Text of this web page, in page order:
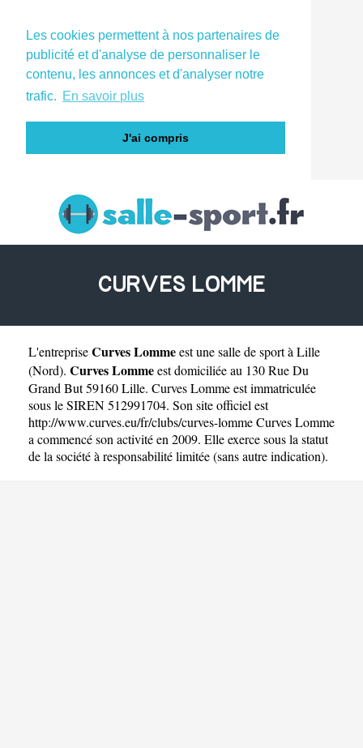
Les cookies permettent à nos partenaires de
publicité et d'analyse de personnaliser le
contenu, les annonces et d'analyser notre
trafic. En savoir plus
J'ai compris
CURVES LOMME
L'entrepriseCurves Lommeest unesalle de sport à Lille
(Nord). Curves Lommeest domiciliée au 130 Rue Du
Grand But 59160 Lille. Curves Lomme est immatriculée
sous le SIREN 512991704. Son site officiel est
http://www.curves.eu/fr/clubs/curves-lommeCurves Lomme
a commencé son activité en 2009. Elle exerce sous la statut
de la société à responsabilité limitée (sans autre indication).